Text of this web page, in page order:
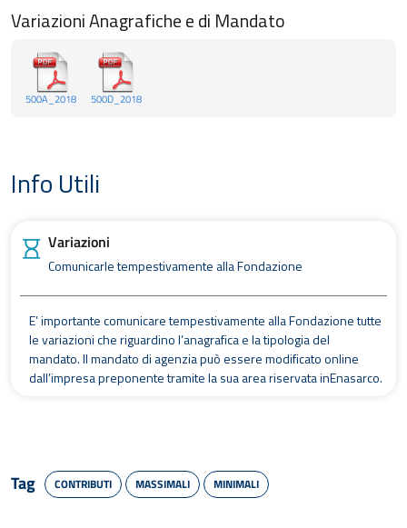
Variazioni Anagrafiche e di Mandato
500A_2018 500D_2018
Info Utili
Variazioni
Comunicarle tempestivamente alla Fondazione
E’ importante comunicare tempestivamente alla Fondazione tutte
le variazioni che riguardino l’anagrafica e la tipologia del
mandato. Il mandato di agenzia può essere modificato online
dall’impresa preponente tramite la sua area riservata inEnasarco.
Tag CONTRIBUTI MASSIMALI MINIMALI